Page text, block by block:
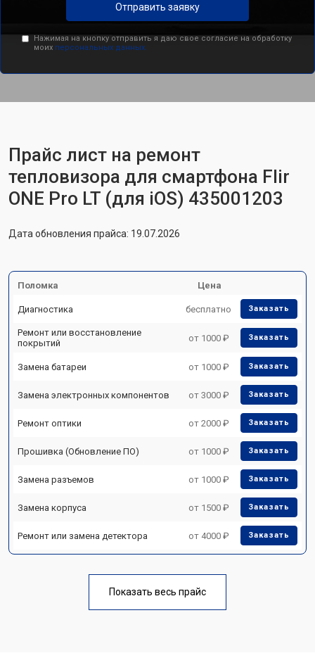
Отправить заявку
Нажимая на кнопку отправить я даю свое согласие на обработку
моих персональных данных.
Прайс лист на ремонт
тепловизора для смартфона Flir
ONE Pro LT (для iOS) 435001203
Дата обновления прайса: 19.07.2026
Поломка Цена
Диагностика бесплатно Заказать
Ремонт или восстановление
покрытий
от 1000 ₽ Заказать
Замена батареи от 1000 ₽ Заказать
Замена электронных компонентов от 3000 ₽ Заказать
Ремонт оптики от 2000 ₽ Заказать
Прошивка (Обновление ПО) от 1000 ₽ Заказать
Замена разъемов от 1000 ₽ Заказать
Замена корпуса от 1500 ₽ Заказать
Ремонт или замена детектора от 4000 ₽ Заказать
Показать весь прайс